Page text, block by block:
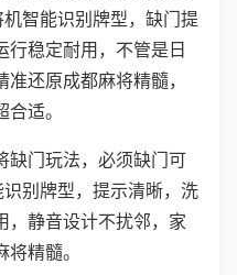
智能识别牌型，缺门提
行稳定耐用，不管是日
还原成都麻将精髓，
适。
缺门玩法，必须缺门可
别牌型，提示清晰，洗
，静音设计不扰邻，家
精髓。